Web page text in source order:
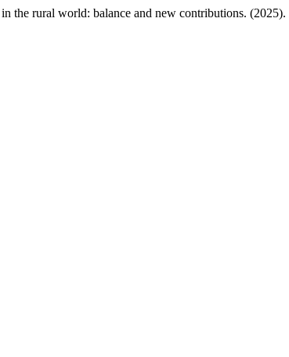
the rural world: balance and new contributions. (2025).